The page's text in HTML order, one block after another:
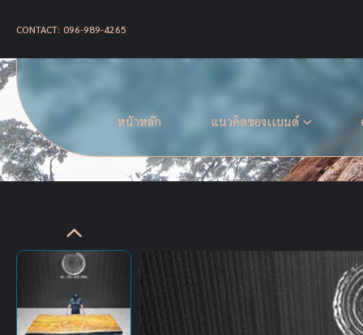
CONTACT: 096-989-4265
หน้าหลัก แนวคิดของเเบนด์